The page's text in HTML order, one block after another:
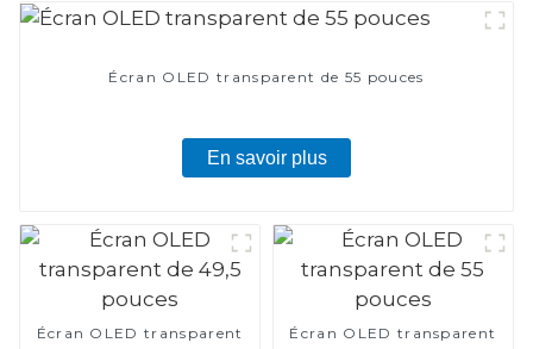
Écran OLED transparent de 55 pouces
En savoir plus
Écran OLED transparent
Écran OLED transparent